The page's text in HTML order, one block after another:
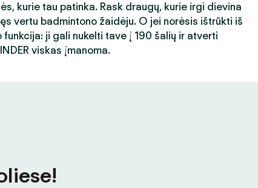
kurie tau patinka. Rask draugų, kurie irgi dievina
vertu badmintono žaidėju. O jei norėsis ištrūkti iš
funkcija: ji gali nukelti tave į 190 šalių ir atverti
viskas įmanoma.